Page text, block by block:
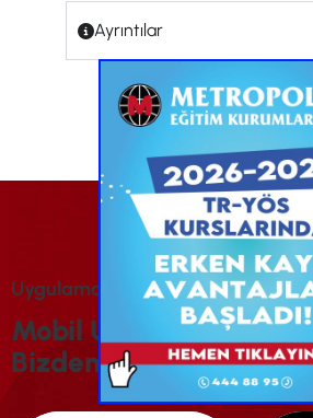
Ayrıntılar
UYGULAMA İNDIRIN
MOBIL U AMAMIZIIN
BIZDEN HABERDAROLUN